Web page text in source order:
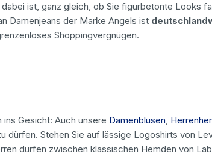
ist, ganz gleich, ob Sie figurbetonte Looks
Damenjeans der Marke Angels ist
Shoppingvergnügen.
ins Gesicht: Auch unsere Damenblusen,
dürfen. Stehen Sie auf lässige Logoshirts von
dürfen zwischen klassischen Hemden von